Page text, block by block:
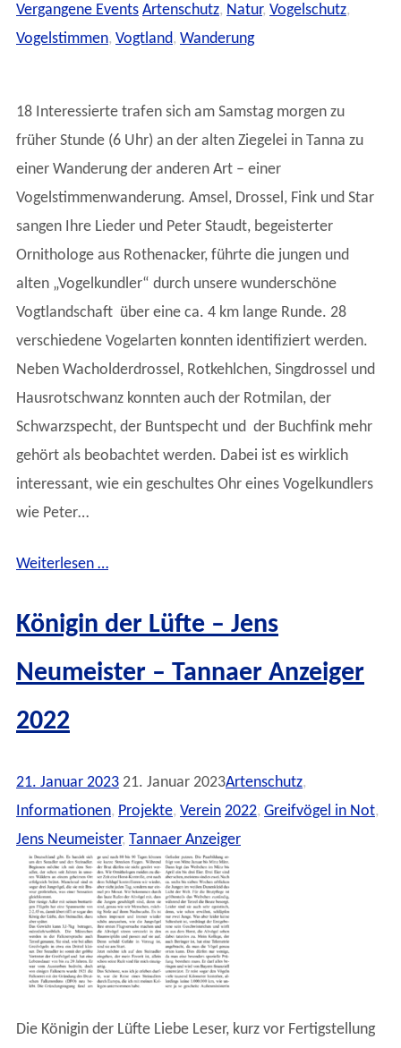
Vergangene Events Artenschutz, Natur, Vogelschutz,
Vogelstimmen, Vogtland, Wanderung
18 Interessierte trafen sich am Samstag morgen zu
früher Stunde (6 Uhr) an der alten Ziegelei in Tanna zu
einer Wanderung der anderen Art – einer
Vogelstimmenwanderung. Amsel, Drossel, Fink und Star
sangen Ihre Lieder und Peter Staudt, begeisterter
Ornithologe aus Rothenacker, führte die jungen und
alten „Vogelkundler“ durch unsere wunderschöne
Vogtlandschaft über eine ca. 4 km lange Runde. 28
verschiedene Vogelarten konnten identifiziert werden.
Neben Wacholderdrossel, Rotkehlchen, Singdrossel und
Hausrotschwanz konnten auch der Rotmilan, der
Schwarzspecht, der Buntspecht und der Buchfink mehr
gehört als beobachtet werden. Dabei ist es wirklich
interessant, wie ein geschultes Ohr eines Vogelkundlers
wie Peter…
Weiterlesen …
Königin der Lüfte – Jens
Neumeister – Tannaer Anzeiger
2022
21. Januar 2023 21. Januar 2023Artenschutz,
Informationen, Projekte, Verein 2022, Greifvögel in Not,
Jens Neumeister, Tannaer Anzeiger
Die Königin der Lüfte Liebe Leser, kurz vor Fertigstellung